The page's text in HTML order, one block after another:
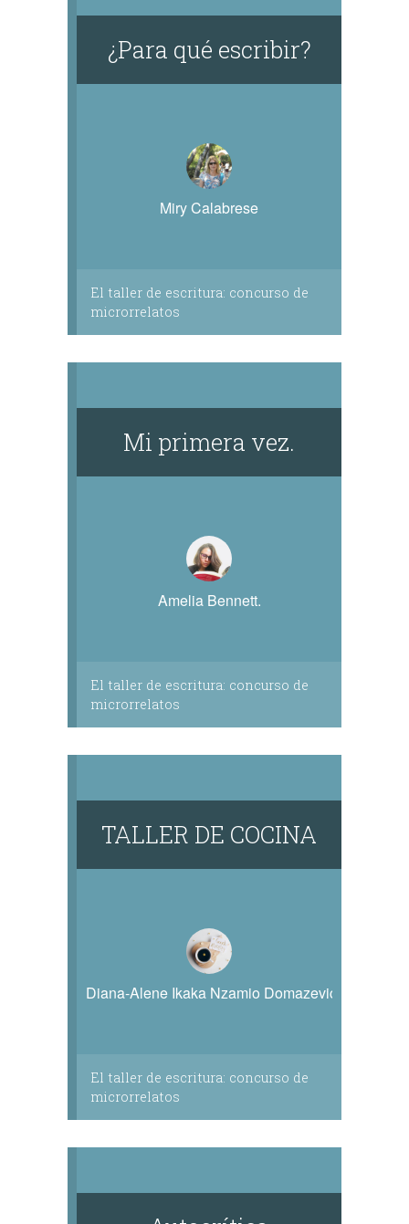
¿Para qué escribir?
Miry Calabrese
El taller de escritura: concurso de
microrrelatos
Mi primera vez.
Amelia Bennett.
El taller de escritura: concurso de
microrrelatos
TALLER DE COCINA
Diana-Alene Ikaka Nzamio Domazevich
El taller de escritura: concurso de
microrrelatos